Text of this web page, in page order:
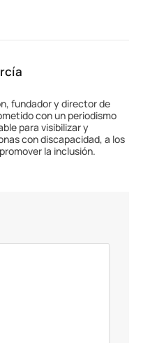
fundador y director de
con un periodismo
para visibilizar y
con discapacidad, a los
la inclusión.